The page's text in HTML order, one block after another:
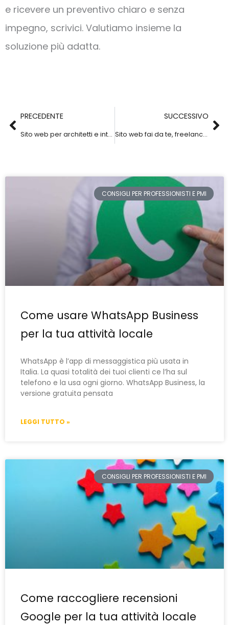
e ricevere un preventivo chiaro e senza
impegno, scrivici. Valutiamo insieme la
soluzione più adatta.
PRECEDENTE
Sito web per architetti e interior designer: come mostrare il lavoro online
SUCCESSIVO
Sito web fai da te, freelance o agenzia? Cosa scegliere per la tua attività
CONSIGLI PER PROFESSIONISTI E PMI
Come usare WhatsApp Business
per la tua attività locale
WhatsApp è l’app di messaggistica più usata in
Italia. La quasi totalità dei tuoi clienti ce l’ha sul
telefono e la usa ogni giorno. WhatsApp Business, la
versione gratuita pensata
LEGGI TUTTO »
CONSIGLI PER PROFESSIONISTI E PMI
Come raccogliere recensioni
Google per la tua attività locale